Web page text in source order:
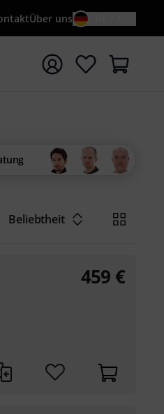
Über uns
starten
Beliebtheit
459 €